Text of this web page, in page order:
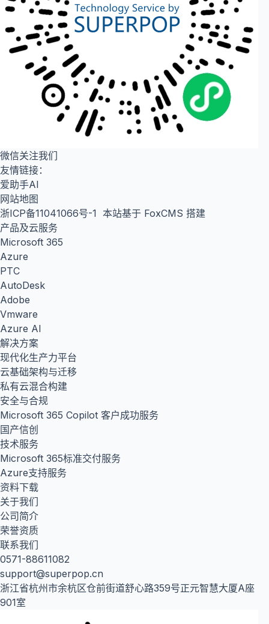
微信关注我们
友情链接：
爱助手AI
网站地图
浙ICP备11041066号-1 本站基于 FoxCMS 搭建
产品及云服务
Microsoft 365
Azure
PTC
AutoDesk
Adobe
Vmware
Azure AI
解决方案
现代化生产力平台
云基础架构与迁移
私有云混合构建
安全与合规
Microsoft 365 Copilot 客户成功服务
国产信创
技术服务
Microsoft 365标准交付服务
Azure支持服务
资料下载
关于我们
公司简介
荣誉资质
联系我们
0571-88611082
support@superpop.cn
浙江省杭州市余杭区仓前街道舒心路359号正元智慧大厦A座
901室